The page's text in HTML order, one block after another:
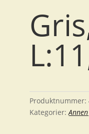
Produktnummer:
Kategorier: